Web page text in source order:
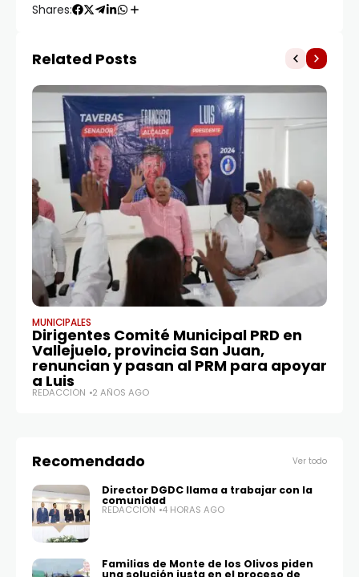
Shares:
Related Posts
MUNICIPALES
Dirigentes Comité Municipal PRD en
Vallejuelo, provincia San Juan,
renuncian y pasan al PRM para apoyar
a Luis
REDACCIÓN 2 AÑOS AGO
Recomendado Ver todo
Director DGDC llama a trabajar con la
comunidad
REDACCIÓN 4 HORAS AGO
Familias de Monte de los Olivos piden
una solución justa en el proceso de